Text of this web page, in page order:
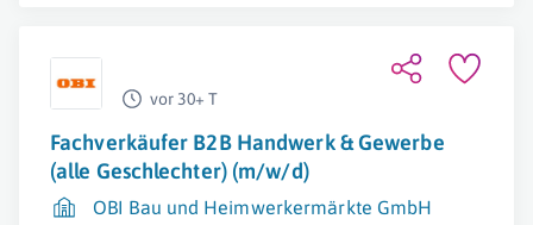
vor 30+ T
Fachverkäufer B2B Handwerk & Gewerbe
(alle Geschlechter) (m/w/d)
OBI Bau und Heimwerkermärkte GmbH